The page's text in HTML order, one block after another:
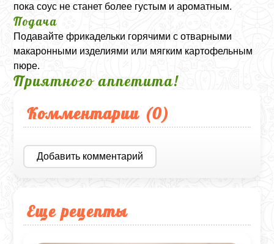
пока соус не станет более густым и ароматным.
Подача
Подавайте фрикадельки горячими с отварными
макаронными изделиями или мягким картофельным
пюре.
Приятного аппетита!
Комментарии (0)
Добавить комментарий
Еще рецепты